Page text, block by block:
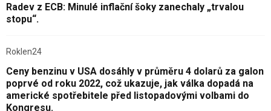
Radev z ECB: Minulé inflační šoky zanechaly „trvalou
stopu“.
Roklen24
Ceny benzinu v USA dosáhly v průměru 4 dolarů za galon
poprvé od roku 2022, což ukazuje, jak válka dopadá na
americké spotřebitele před listopadovými volbami do
Kongresu.